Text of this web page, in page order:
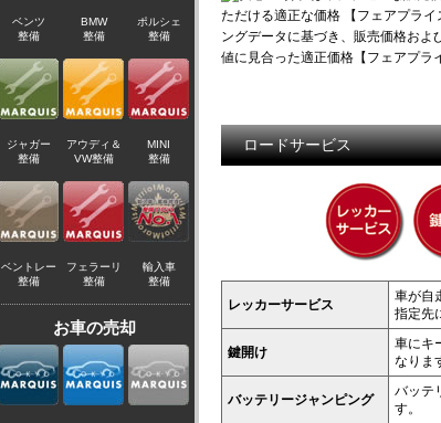
ベンツ
整備
BMW
整備
ポルシェ
整備
ジャガー
整備
アウディ＆
VW整備
MINI
整備
ベントレー
整備
フェラーリ
整備
輸入車
整備
お車の売却
ただける適正な価格 【フェアプラ
ングデータに基づき、販売価格およ
値に見合った適正価格【フェアプラ
ロードサービス
レッカーサービス
車が自
指定先
鍵開け
車にキ
なりま
バッテリージャンピング
バッテ
す。